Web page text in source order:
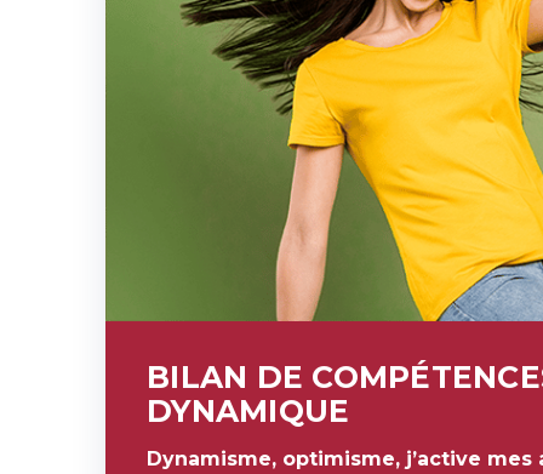
BILAN DE
DYNAMIQUE
Dynamisme, optimisme, j’active